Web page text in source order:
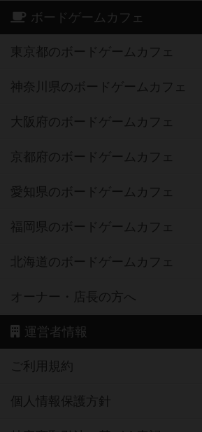
ボードゲームカフェ
東京都のボードゲームカフェ
神奈川県のボードゲームカフェ
大阪府のボードゲームカフェ
京都府のボードゲームカフェ
愛知県のボードゲームカフェ
福岡県のボードゲームカフェ
北海道のボードゲームカフェ
オーナー・店長の方へ
運営者情報
ご利用規約
個人情報保護方針